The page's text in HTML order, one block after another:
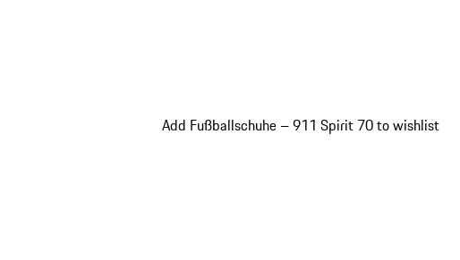
Add Fußballschuhe – 911 Spirit 70 to wishlist